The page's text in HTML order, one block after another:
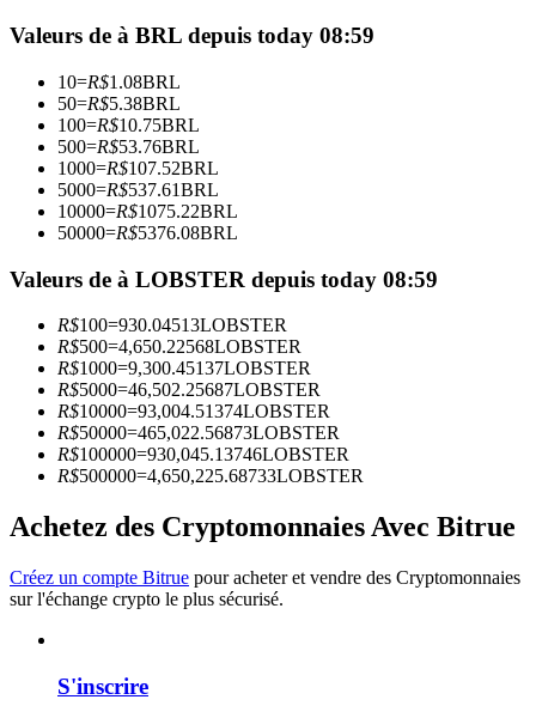
Devenez un trader de copie
Profitez du partage des bénéfices et des commissions de copy
trading
Information
Analyse de mégadonnées, y compris des informations
Valeurs de à BRL depuis today 08:59
10=R$1.08BRL
50=R$5.38BRL
100=R$10.75BRL
500=R$53.76BRL
1000=R$107.52BRL
5000=R$537.61BRL
10000=R$1075.22BRL
50000=R$5376.08BRL
Valeurs de à LOBSTER depuis today 08:59
R$100=930.04513LOBSTER
R$500=4,650.22568LOBSTER
R$1000=9,300.45137LOBSTER
R$5000=46,502.25687LOBSTER
R$10000=93,004.51374LOBSTER
R$50000=465,022.56873LOBSTER
R$100000=930,045.13746LOBSTER
R$500000=4,650,225.68733LOBSTER
Achetez des Cryptomonnaies Avec Bitrue
Créez un compte Bitrue pour acheter et vendre des Cryptomonnaies
sur l'échange crypto le plus sécurisé.
S'inscrire